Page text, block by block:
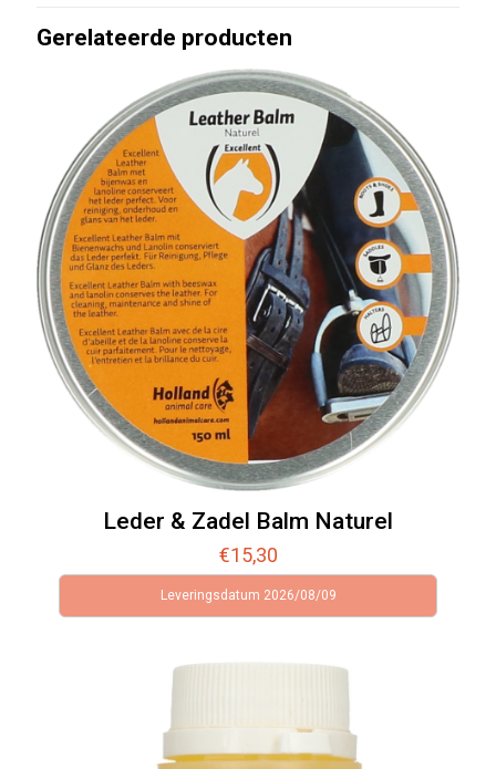
Gerelateerde producten
Leder & Zadel Balm Naturel
€15,30
Leveringsdatum 2026/08/09